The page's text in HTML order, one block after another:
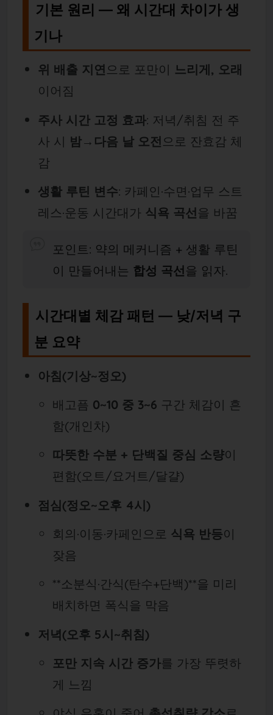
기본 원리 — 왜 시간대 차이가 생
기나
위 배출 지연으로 포만이 느리게, 오래
이어짐
주사 시간 고정 효과: 저녁/취침 전 주
사 시 밤→다음 날 오전 으로 잔효감 체
감
생활 루틴 변수: 카페인·수면·업무 스트
레스·운동 시간대가 식욕 곡선을 바꿈
포인트: 약의 메커니즘 + 생활 루틴
이 만들어내는 합성 곡선을 읽자.
시간대별 체감 패턴 — 낮/저녁 구
분 요약
아침(기상~정오)
배고픔 0~10 중 3~6 구간 체감이 흔
함(개인차)
따뜻한 수분 + 단백질 중심 소량이
편함(오트/요거트/달걀)
점심(정오~오후 4시)
회의·이동·카페인으로 식욕 반등이
잦음
**소분식·간식(탄수+단백)**을 미리
배치하면 폭식을 막음
저녁(오후 5시~취침)
포만 지속 시간 증가를 가장 뚜렷하
게 느낌